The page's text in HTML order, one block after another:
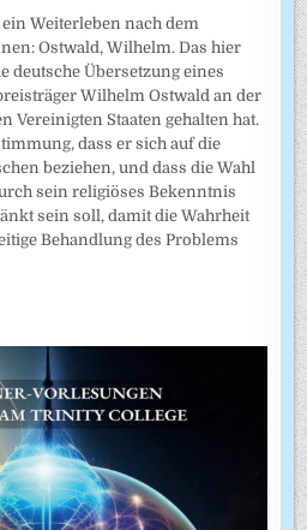
Weiterleben nach dem
Ostwald, Wilhelm. Das hier
deutsche Übersetzung eines
Wilhelm Ostwald an der
Vereinigten Staaten gehalten hat.
dass er sich auf die
beziehen, und dass die Wahl
sein religiöses Bekenntnis
sein soll, damit die Wahrheit
Behandlung des Problems